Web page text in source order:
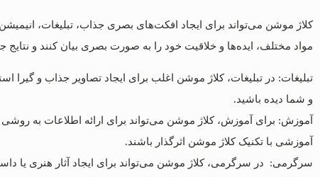
کلاژ موشن می‌تواند برای ایجاد افکت‌های بصری جذاب، تبلیغات،
مواد مختلف، ایده‌ها و خلاقیت خود را به صورت بصری بیان کنند و
تبلیغات: در تبلیغات، کلاژ موشن اغلب برای ایجاد تصاویر جذاب و
و شما دیده باشید.
آموزش: برای آموزش، کلاژ موشن می‌تواند برای ارائه اطلاعات به
آموزشی با تکنیک کلاژ موشن اثرگذار باشند.
سرگرمی: در سرگرمی، کلاژ موشن می‌تواند برای ایجاد آثار هنری یا